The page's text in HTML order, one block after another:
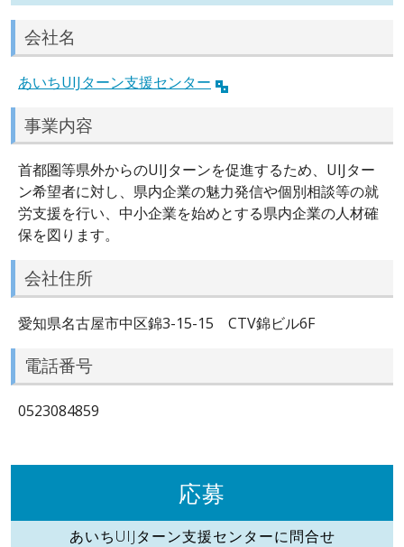
会社名
あいちUIJターン支援センター
事業内容
首都圏等県外からのUIJターンを促進するため、UIJター
ン希望者に対し、県内企業の魅力発信や個別相談等の就
労支援を行い、中小企業を始めとする県内企業の人材確
保を図ります。
会社住所
愛知県名古屋市中区錦3-15-15 CTV錦ビル6F
電話番号
0523084859
応募
あいちUIJターン支援センターに問合せ